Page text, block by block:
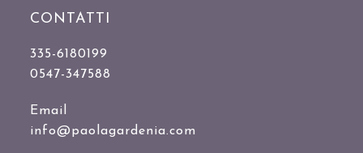
CONTATTI
335-6180199
0547-347588
Email
info@paolagardenia.com